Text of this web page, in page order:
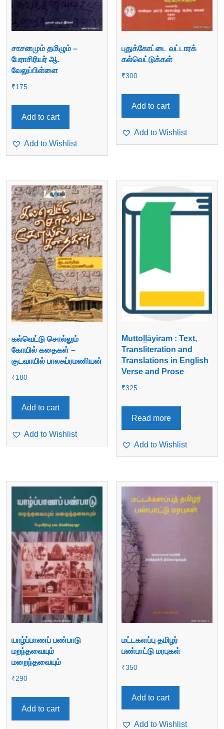
சாசனமும் தமிழும் –
பேராசிரியர் ஆ.
வேலுப்பிள்ளை
₹175
Add to cart
Add to Wishlist
புதுக்கோட்டை வட்டாரக்
கல்வெட்டுக்கள்
₹300
Add to cart
Add to Wishlist
கல்வெட்டு சொல்லும்
கோயில் கதைகள் –
குடவாயில் பாலசுப்ரமணியன்
₹180
Add to cart
Add to Wishlist
Muttoḷḷāyiram : Text,
Transliteration and
Translations in English
Verse and Prose
₹325
Read more
Add to Wishlist
யாழ்ப்பாணப் பண்பாடு
மறந்தவையும்
மறைந்தவையும்
₹290
Add to cart
மட்டகளப்பு தமிழர்
பண்பாட்டு மரபுகள்
₹350
Add to cart
Add to Wishlist